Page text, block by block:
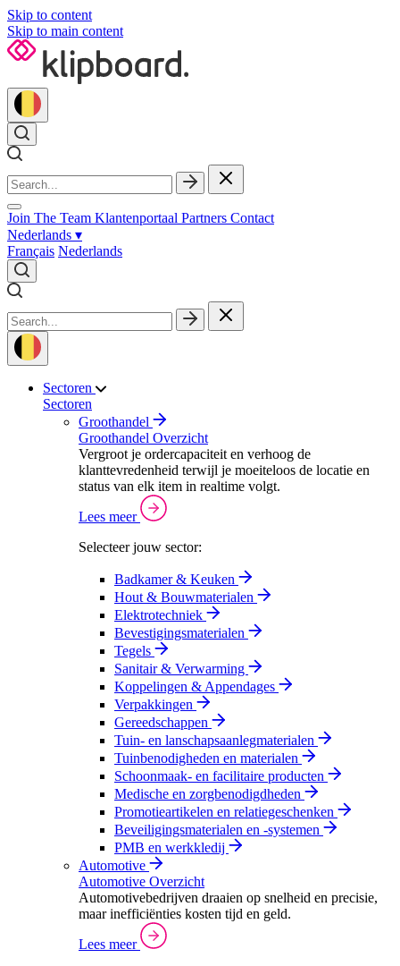
Skip to content
Skip to main content
Join The Team Klantenportaal Partners Contact
Nederlands ▾
Français Nederlands
Sectoren
Sectoren
Groothandel
Groothandel Overzicht
Vergroot je ordercapaciteit en verhoog de
klanttevredenheid terwijl je moeiteloos de locatie en
status van elk item in realtime volgt.
Lees meer
Selecteer jouw sector:
Badkamer & Keuken
Hout & Bouwmaterialen
Elektrotechniek
Bevestigingsmaterialen
Tegels
Sanitair & Verwarming
Koppelingen & Appendages
Verpakkingen
Gereedschappen
Tuin- en lanschapsaanlegmaterialen
Tuinbenodigheden en materialen
Schoonmaak- en facilitaire producten
Medische en zorgbenodigdheden
Promotieartikelen en relatiegeschenken
Beveiligingsmaterialen en -systemen
PMB en werkkledij
Automotive
Automotive Overzicht
Automotivebedrijven draaien op snelheid en precisie,
maar inefficiënties kosten tijd en geld.
Lees meer